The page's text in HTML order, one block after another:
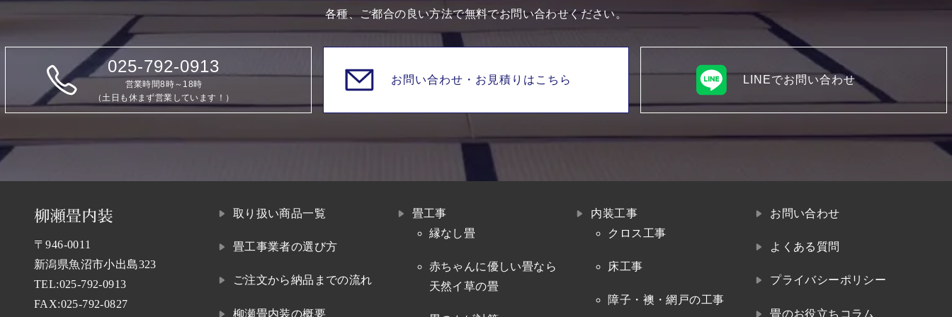
各種、ご都合の良い方法で無料でお問い合わせください。
025-792-0913
営業時間8時～18時
（土日も休まず営業しています！）
お問い合わせ・ お見積りはこちら LINEでお問い合わせ
〒946-0011
新潟県魚沼市小出島323
TEL:025-792-0913
FAX:025-792-0827
取り扱い商品一覧
畳工事業者の選び方
ご注文から納品までの流れ
柳瀬畳内装の概要
畳工事
縁なし畳
赤ちゃんに優しい畳なら
天然イ草の畳
内装工事
クロス工事
床工事
障子・襖・網戸の工事
お問い合わせ
よくある質問
プライバシーポリシー
畳のお役立ちコラム